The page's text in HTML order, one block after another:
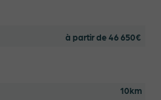
à partir de 46 650€
10km